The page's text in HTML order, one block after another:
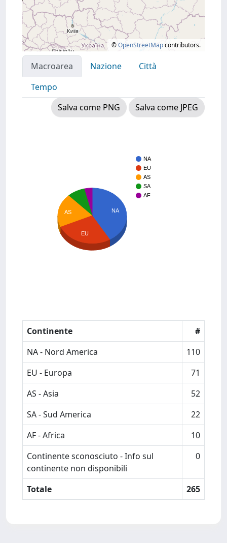
©OpenStreetMapcontributors.
Macroarea Nazione
Città
Tempo
Salva come PNG
Salva come JPEG
NA
EU
AS
SA
AF
NA
AS
EU
Continente
#
NA - Nord America
110
EU - Europa
71
AS - Asia
52
SA - Sud America
22
AF - Africa
10
Continente sconosciuto - Info sul
continente non disponibili
0
Totale 265